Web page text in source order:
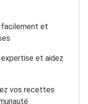
facilement et
et aidez
vos recettes